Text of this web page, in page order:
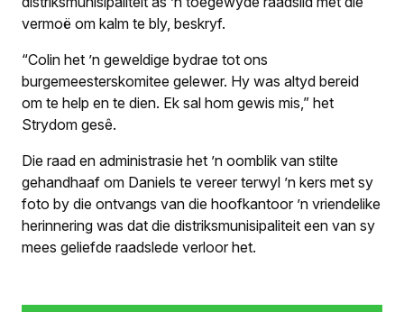
vermoë om kalm te bly, beskryf.
“Colin het ’n geweldige bydrae tot ons
burgemeesterskomitee gelewer. Hy was altyd bereid
om te help en te dien. Ek sal hom gewis mis,” het
Strydom gesê.
Die raad en administrasie het ’n oomblik van stilte
gehandhaaf om Daniels te vereer terwyl ’n kers met sy
foto by die ontvangs van die hoofkantoor ’n vriendelike
herinnering was dat die distriksmunisipaliteit een van sy
mees geliefde raadslede verloor het.